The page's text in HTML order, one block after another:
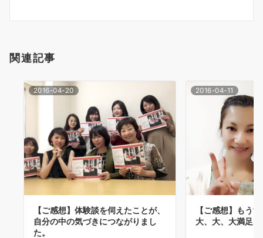
シ
ン
関連記事
2016-04-20
【ご感想】体験談を伺えたことが、
自分の中の気づきにつながりまし
た。
2016-04-11
【ご感想】もう
大、大、大満足